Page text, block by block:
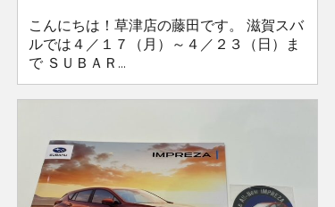
こんにちは！草津店の藤田です。 滋賀スバ
ルでは４／１７（月）～４／２３（日）ま
で ＳＵＢＡＲ...